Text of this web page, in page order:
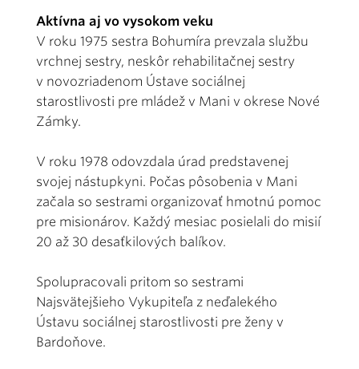
Aktívna aj vo vysokom veku
V roku 1975 sestra Bohumíra prevzala službu
vrchnej sestry, neskôr rehabilitačnej sestry
v novozriadenom Ústave sociálnej
starostlivosti pre mládež v Mani v okrese Nové
Zámky.
V roku 1978 odovzdala úrad predstavenej
svojej nástupkyni. Počas pôsobenia v Mani
začala so sestrami organizovať hmotnú pomoc
pre misionárov. Každý mesiac posielali do misií
20 až 30 desaťkilových balíkov.
Spolupracovali pritom so sestrami
Najsvätejšieho Vykupiteľa z neďalekého
Ústavu sociálnej starostlivosti pre ženy v
Bardoňove.